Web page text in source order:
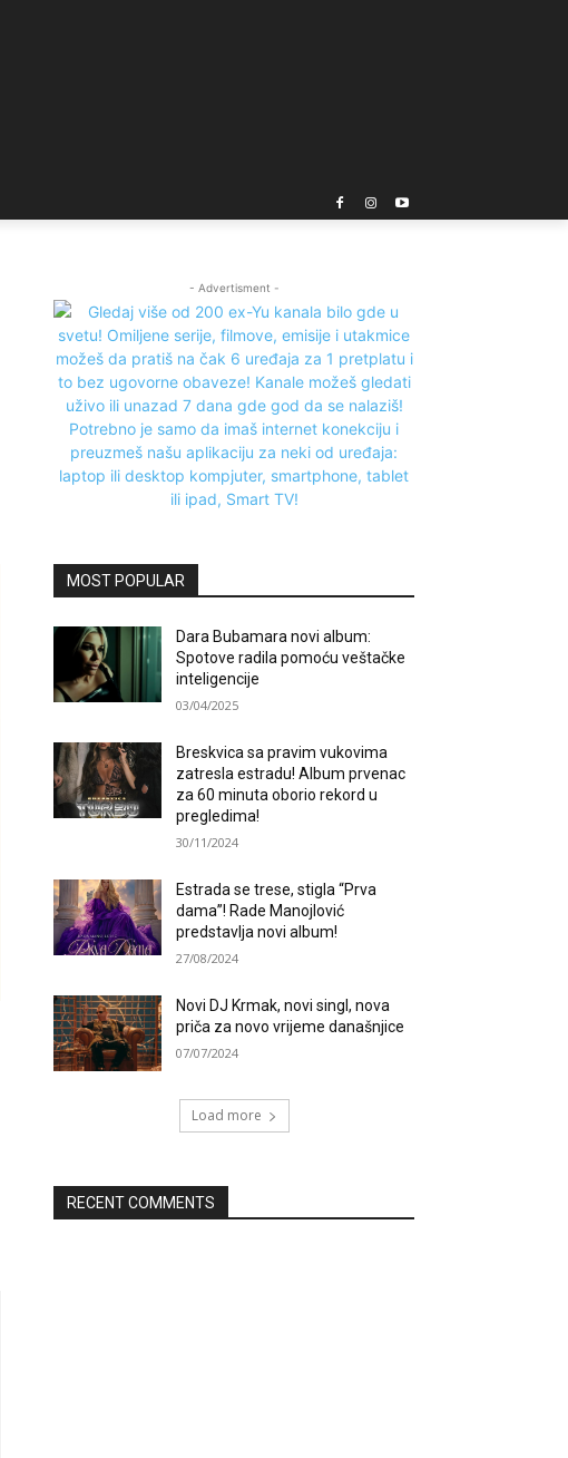
- Advertisment -
MOST POPULAR
Dara Bubamara novi album:
Spotove radila pomoću veštačke
inteligencije
03/04/2025
Breskvica sa pravim vukovima
zatresla estradu! Album prvenac
za 60 minuta oborio rekord u
pregledima!
30/11/2024
Estrada se trese, stigla “Prva
dama”! Rade Manojlović
predstavlja novi album!
27/08/2024
Novi DJ Krmak, novi singl, nova
priča za novo vrijeme današnjice
07/07/2024
Load more
RECENT COMMENTS